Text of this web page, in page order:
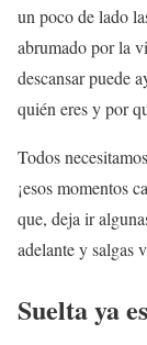
un poco de lado
abrumado por la
descansar puede
quién eres y por
Todos
¡esos momentos
que, deja ir
adelante y salgas
Suelta ya